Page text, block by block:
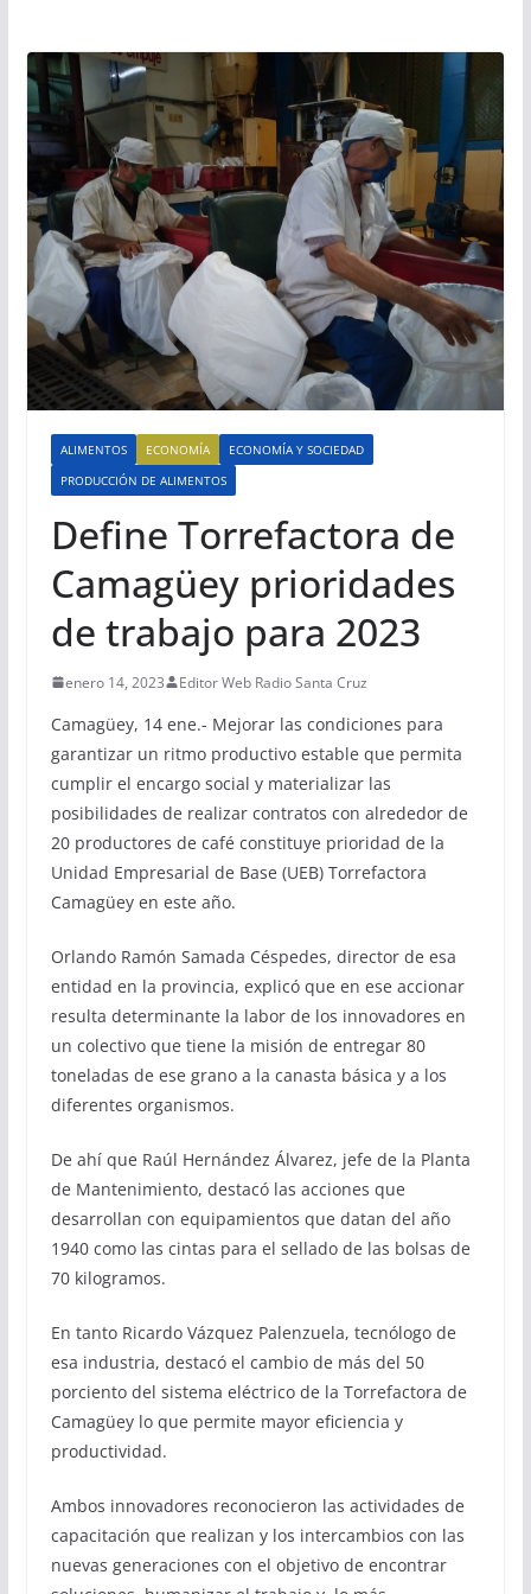
ALIMENTOS ECONOMÍA
ECONOMÍA Y SOCIEDAD
PRODUCCIÓN DE ALIMENTOS
Define Torrefactora de
Camagüey prioridades
de trabajo para 2023
enero 14, 2023 Editor Web Radio Santa Cruz
Camagüey, 14 ene.- Mejorar las condiciones para
garantizar un ritmo productivo estable que permita
cumplir el encargo social y materializar las
posibilidades de realizar contratos con alrededor de
20 productores de café constituye prioridad de la
Unidad Empresarial de Base (UEB) Torrefactora
Camagüey en este año.
Orlando Ramón Samada Céspedes, director de esa
entidad en la provincia, explicó que en ese accionar
resulta determinante la labor de los innovadores en
un colectivo que tiene la misión de entregar 80
toneladas de ese grano a la canasta básica y a los
diferentes organismos.
De ahí que Raúl Hernández Álvarez, jefe de la Planta
de Mantenimiento, destacó las acciones que
desarrollan con equipamientos que datan del año
1940 como las cintas para el sellado de las bolsas de
70 kilogramos.
En tanto Ricardo Vázquez Palenzuela, tecnólogo de
esa industria, destacó el cambio de más del 50
porciento del sistema eléctrico de la Torrefactora de
Camagüey lo que permite mayor eficiencia y
productividad.
Ambos innovadores reconocieron las actividades de
capacitación que realizan y los intercambios con las
nuevas generaciones con el objetivo de encontrar